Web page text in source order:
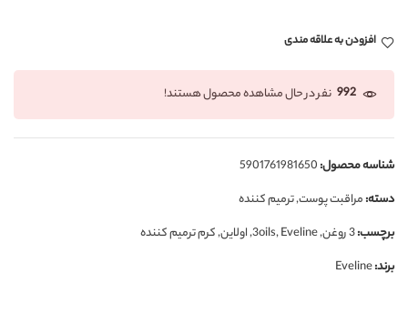
افزودن به علاقه مندی
992 نفر در حال مشاهده محصول هستند!
شناسه محصول:5901761981650
دسته:مراقبت پوست,ترمیم کننده
برچسب:3 روغن ,
3oils,Eveline
,اولاین,کرم ترمیم کننده
برند:Eveline